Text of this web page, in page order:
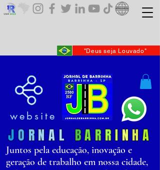
"Deus seja Louvado"
website
JO RNAL BARRI NHA
Juntos pela educação, inovação e
geração de trabalho em nossa cidade,